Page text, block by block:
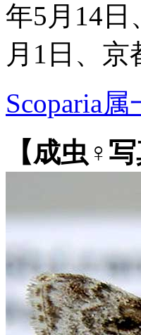
年5月14日
月1日、京
Scoparia属
【成虫♀写